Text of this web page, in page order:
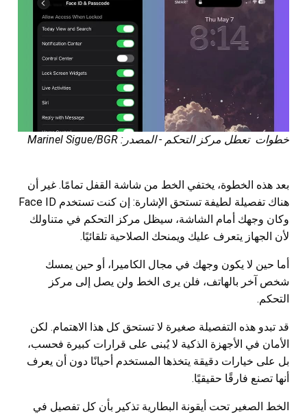
خطوات تعطل مركز التحكم - المصدر: Marinel Sigue/BGR
بعد هذه الخطوة، يختفي الخط من شاشة القفل تمامًا. غير أن
هناك تفصيلة لطيفة تستحق الإشارة: إن كنت تستخدم Face ID
وكان وجهك أمام الشاشة، سيظل مركز التحكم في متناولك
لأن الجهاز يتعرف عليك ويمنحك الصلاحية تلقائيًا.
أما حين لا يكون وجهك في مجال الكاميرا، أو حين يمسك
شخص آخر بالهاتف، فلن يرى الخط ولن يصل إلى مركز
التحكم.
قد تبدو هذه التفصيلة صغيرة لا تستحق كل هذا الاهتمام. لكن
الأمان في الأجهزة الذكية لا يُبنى على قرارات كبيرة فحسب،
بل على خيارات دقيقة يتخذها المستخدم أحيانًا دون أن يعرف
أنها تصنع فارقًا حقيقيًا.
الخط الصغير تحت أيقونة البطارية تذكير بأن كل تفصيل في